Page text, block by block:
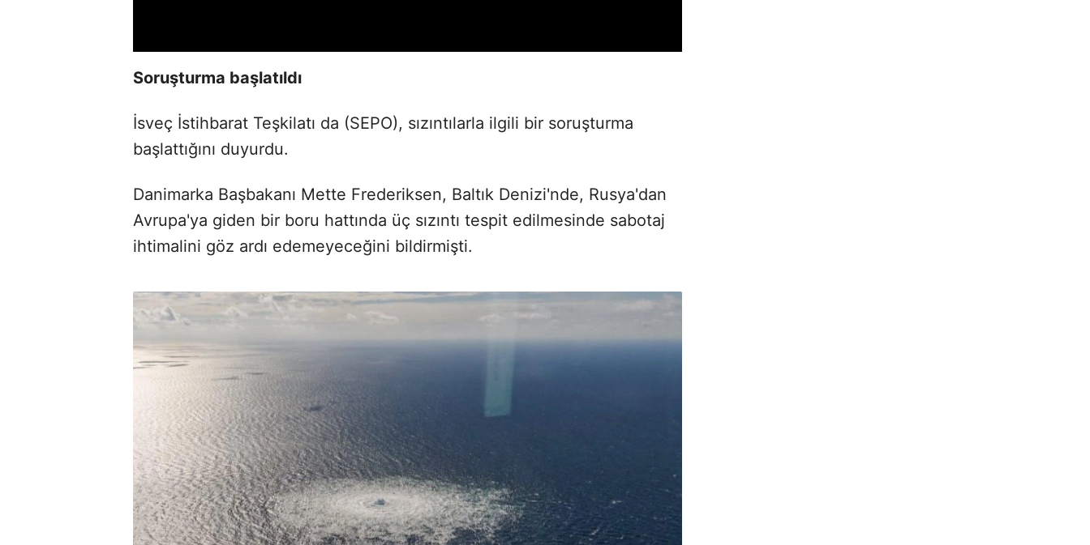
Soruşturma başlatıldı
İsveç İstihbarat Teşkilatı da (SEPO), sızıntılarla ilgili bir soruşturma
başlattığını duyurdu.
Danimarka Başbakanı Mette Frederiksen, Baltık Denizi'nde, Rusya'dan
Avrupa'ya giden bir boru hattında üç sızıntı tespit edilmesinde sabotaj
ihtimalini göz ardı edemeyeceğini bildirmişti.